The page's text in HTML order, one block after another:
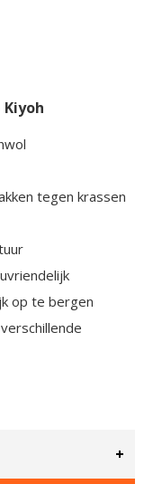
Kiyoh
tegen krassen
op te bergen